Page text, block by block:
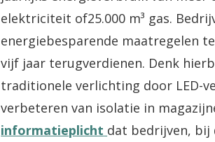
elektriciteit of25.000 m³ gas.
energiebesparende maatregelen
vijf jaar terugverdienen. Denk
traditionele verlichting door LED-
verbeteren van isolatie in
informatieplicht dat bedrijven, bij